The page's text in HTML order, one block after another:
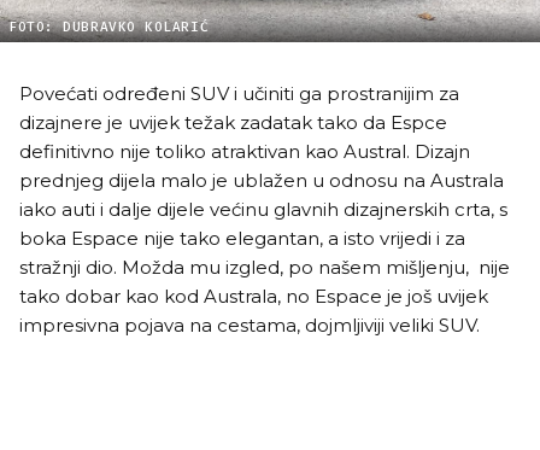
FOTO: DUBRAVKO KOLARIĆ
Povećati određeni SUV i učiniti ga prostranijim za
dizajnere je uvijek težak zadatak tako da Espce
definitivno nije toliko atraktivan kao Austral. Dizajn
prednjeg dijela malo je ublažen u odnosu na Australa
iako auti i dalje dijele većinu glavnih dizajnerskih crta, s
boka Espace nije tako elegantan, a isto vrijedi i za
stražnji dio. Možda mu izgled, po našem mišljenju, nije
tako dobar kao kod Australa, no Espace je još uvijek
impresivna pojava na cestama, dojmljiviji veliki SUV.